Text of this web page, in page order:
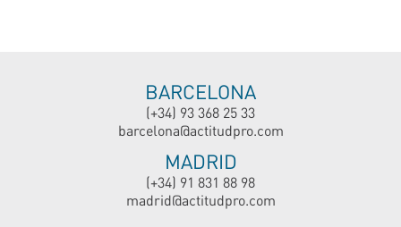
BARCELONA
(+34) 93 368 25 33
barcelona@actitudpro.com
MADRID
(+34) 91 831 88 98
madrid@actitudpro.com